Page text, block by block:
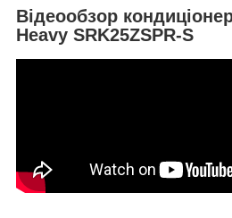
Відеообзор
Heavy SRK25ZSPR-S